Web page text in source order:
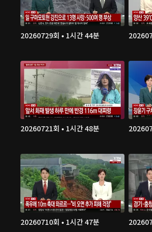
20260729회 • 1시간 44분
20260721회 • 1시간 48분
20260710회 • 1시간 47분